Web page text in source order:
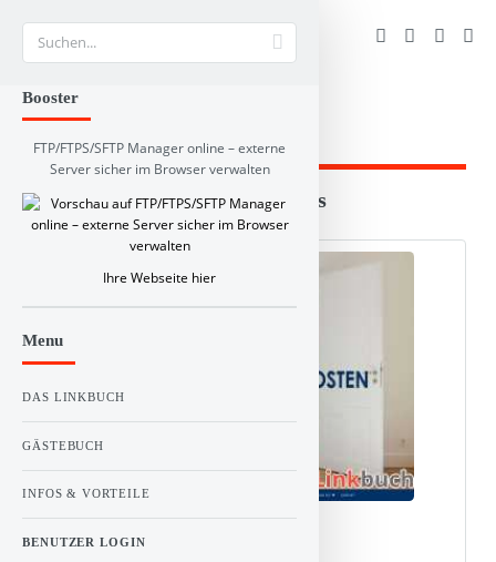
Branchen und RSS-Verzeichnis
Web Info Schlagworte Kommentare
Booster
FTP/FTPS/SFTP Manager online – externe
Server sicher im Browser verwalten
Ihre Webseite hier
Menu
DAS LINKBUCH
GÄSTEBUCH
INFOS & VORTEILE
BENUTZER LOGIN